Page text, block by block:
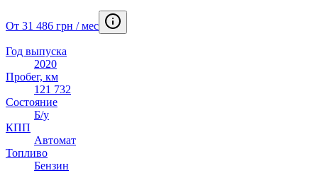
От 31 486 грн / мес
Год выпуска
2020
Пробег, км
121 732
Состояние
Б/у
КПП
Автомат
Топливо
Бензин